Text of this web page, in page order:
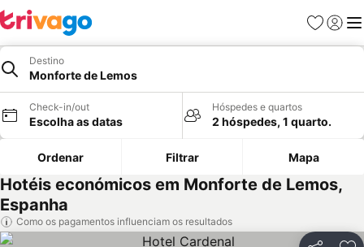
Favoritos
Iniciar
Destino
Monforte de Lemos
Check-in/out
Escolha as datas
Hóspedes e quartos
2 hóspedes, 1 quarto.
Ordenar Filtrar Mapa
Hotéis económicos em Monforte de Lemos,
Espanha
Como os pagamentos influenciam os resultados